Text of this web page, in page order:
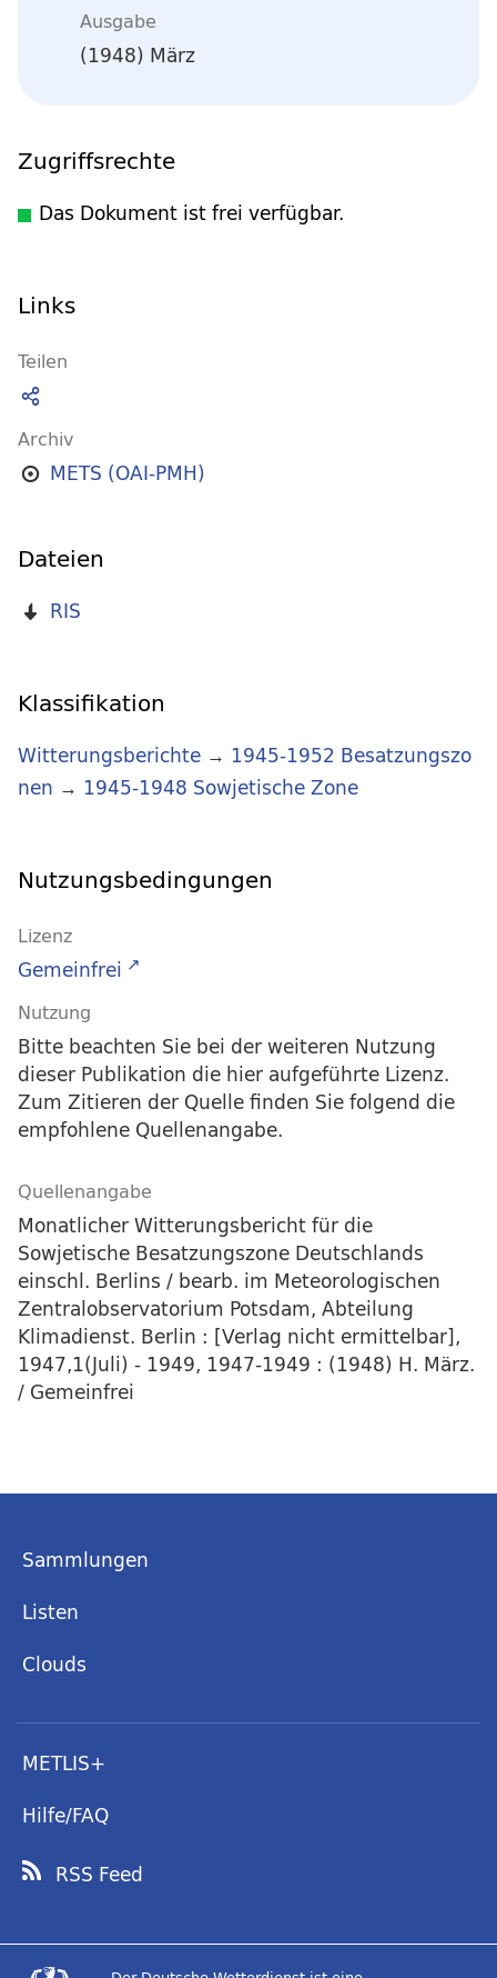
Ausgabe
(1948) März
Zugriffsrechte
Das Dokument ist frei verfügbar.
Links
Teilen
Archiv
METS (OAI-PMH)
Dateien
RIS
Klassifikation
Witterungsberichte → 1945-1952 Besatzungszo
nen → 1945-1948 Sowjetische Zone
Nutzungsbedingungen
Lizenz
Gemeinfrei
Nutzung
Bitte beachten Sie bei der weiteren Nutzung
dieser Publikation die hier aufgeführte Lizenz.
Zum Zitieren der Quelle finden Sie folgend die
empfohlene Quellenangabe.
Quellenangabe
Monatlicher Witterungsbericht für die
Sowjetische Besatzungszone Deutschlands
einschl. Berlins / bearb. im Meteorologischen
Zentralobservatorium Potsdam, Abteilung
Klimadienst. Berlin : [Verlag nicht ermittelbar],
1947,1(Juli) - 1949, 1947-1949 : (1948) H. März.
/ Gemeinfrei
Sammlungen
Listen
Clouds
METLIS+
Hilfe/FAQ
RSS Feed